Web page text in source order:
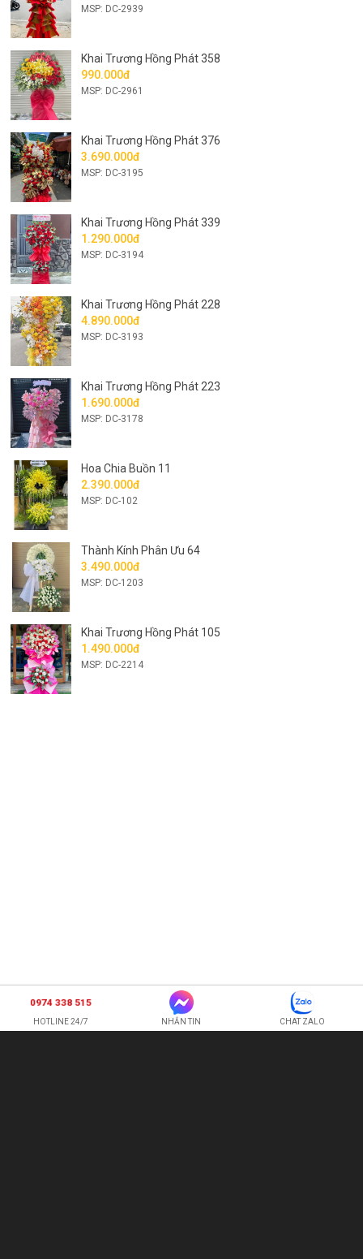
MSP: DC-2939
Khai Trương Hồng Phát 358
990.000đ
MSP: DC-2961
Khai Trương Hồng Phát 376
3.690.000đ
MSP: DC-3195
Khai Trương Hồng Phát 339
1.290.000đ
MSP: DC-3194
Khai Trương Hồng Phát 228
4.890.000đ
MSP: DC-3193
Khai Trương Hồng Phát 223
1.690.000đ
MSP: DC-3178
Hoa Chia Buồn 11
2.390.000đ
MSP: DC-102
Thành Kính Phân Ưu 64
3.490.000đ
MSP: DC-1203
Khai Trương Hồng Phát 105
1.490.000đ
MSP: DC-2214
0974 338 515
HOTLINE 24/7 NHẮN TIN CHAT ZALO